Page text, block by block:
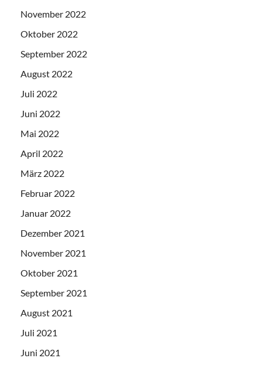
November 2022
Oktober 2022
September 2022
August 2022
Juli 2022
Juni 2022
Mai 2022
April 2022
März 2022
Februar 2022
Januar 2022
Dezember 2021
November 2021
Oktober 2021
September 2021
August 2021
Juli 2021
Juni 2021